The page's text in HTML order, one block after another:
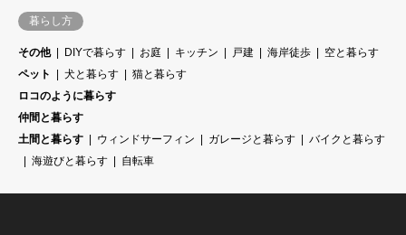
暮らし方
その他 DIYで暮らす お庭 キッチン 戸建 海岸徒歩
空と暮らす
ペット
犬と暮らす
猫と暮らす
ロコのように暮らす
仲間と暮らす
土間と暮らす
ウィンドサーフィン ガレージと暮らす
バイクと暮らす
海遊びと暮らす
自転車